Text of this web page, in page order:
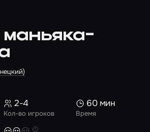
маньяка-
Кол-во игроков
2-4
Время
60 мин